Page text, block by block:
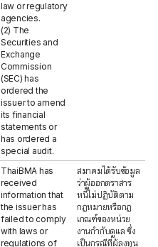
law or regulatory
agencies.
(2) The
Securities and
Exchange
Commission
(SEC) has
ordered the
issuer to amend
its financial
statements or
has ordered a
special audit.
ThaiBMA has
received
information that
the issuer has
failed to comply
with laws or
regulations of
สมาคมได้รับข้อมูล
ว่าผู้ออกตราสาร
หนี้ไม่ปฏิบัติตาม
กฎหมายหรือกฎ
เกณฑ์ของหน่วย
งานกำกับดูแล ซึ่ง
เป็นกรณีที่ผู้ลงทุน